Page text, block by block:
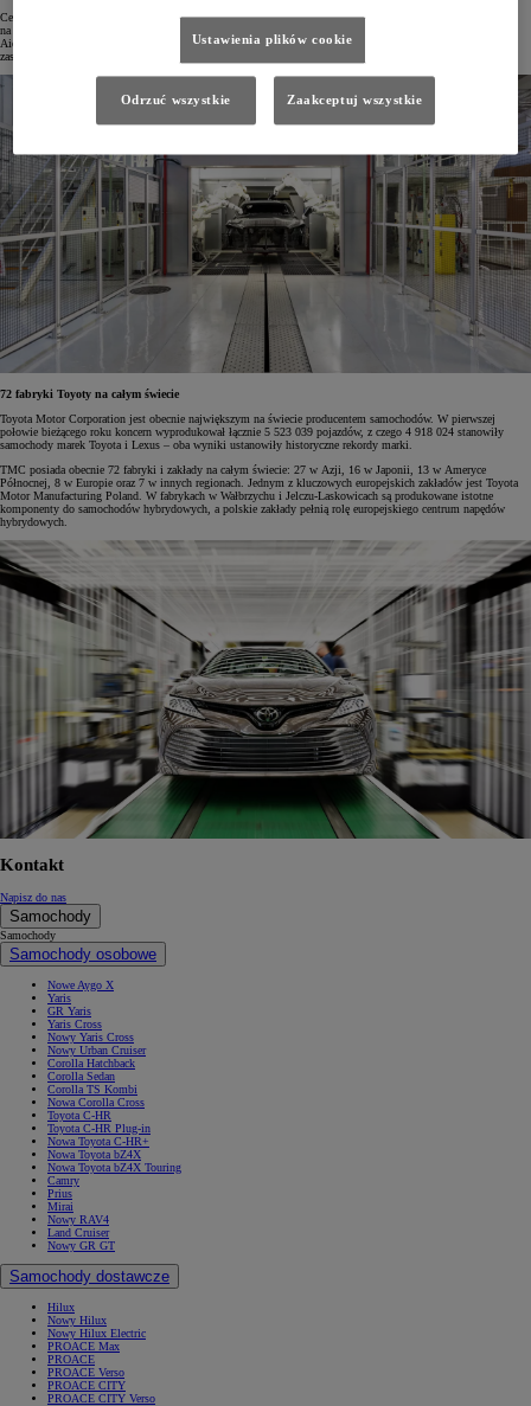
Celem powstania nowego zakładu jest utrzymanie rocznej zdolności produkcyjnej Toyoty w Japonii
na poziomie trzech milionów samochodów. Projekt realizowany jest we współpracy z władzami prefektury
Aichi, magistratem miasta Toyota oraz lokalną społecznością. Obiekt ma być „fabryką przyszłości”, w której
zastosowane zostaną najnowocześniejsze technologie produkcji.
72 fabryki Toyoty na całym świecie
Toyota Motor Corporation jest obecnie największym na świecie producentem samochodów. W pierwszej
połowie bieżącego roku koncern wyprodukował łącznie 5 523 039 pojazdów, z czego 4 918 024 stanowiły
samochody marek Toyota i Lexus – oba wyniki ustanowiły historyczne rekordy marki.
TMC posiada obecnie 72 fabryki i zakłady na całym świecie: 27 w Azji, 16 w Japonii, 13 w Ameryce
Północnej, 8 w Europie oraz 7 w innych regionach. Jednym z kluczowych europejskich zakładów jest Toyota
Motor Manufacturing Poland. W fabrykach w Wałbrzychu i Jelczu-Laskowicach są produkowane istotne
komponenty do samochodów hybrydowych, a polskie zakłady pełnią rolę europejskiego centrum napędów
hybrydowych.
Kontakt
Napisz do nas
Samochody
Samochody
Samochody osobowe
Nowe Aygo X
Yaris
GR Yaris
Yaris Cross
Nowy Yaris Cross
Nowy Urban Cruiser
Corolla Hatchback
Corolla Sedan
Corolla TS Kombi
Nowa Corolla Cross
Toyota C-HR
Toyota C-HR Plug-in
Nowa Toyota C-HR+
Nowa Toyota bZ4X
Nowa Toyota bZ4X Touring
Camry
Prius
Mirai
Nowy RAV4
Land Cruiser
Nowy GR GT
Samochody dostawcze
Hilux
Nowy Hilux
Nowy Hilux Electric
PROACE Max
PROACE
PROACE Verso
PROACE CITY
PROACE CITY Verso
Ustawienia plików cookie
Odrzuć wszystkie Zaakceptuj wszystkie